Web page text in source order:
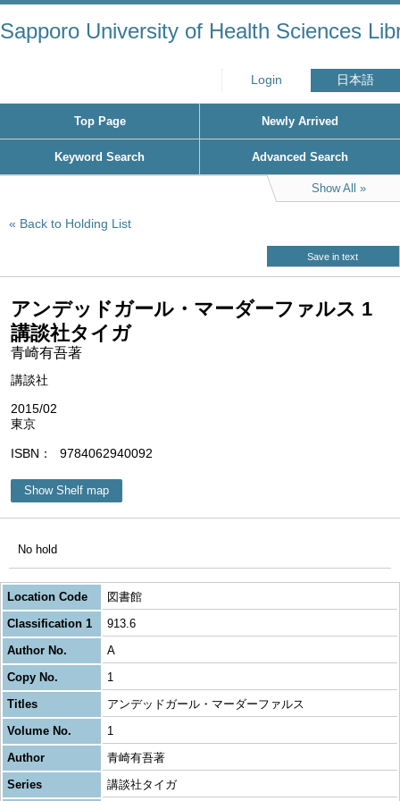
Sapporo University of Health Sciences
Login 日本語
Top Page Newly Arrived
Keyword Search Advanced Search
Show All
Back to Holding List
Save in text
アンデッドガール・マーダーファルス 1
講談社タイガ
青崎有吾著
講談社
2015/02
東京
ISBN 9784062940092
Show Shelf map
No hold
Location Code
図書館
Classification 1
913.6
Author No.
A
Copy No.
1
Titles
アンデッドガール・マーダーファルス
Volume No.
1
Author
青崎有吾著
Series
講談社タイガ